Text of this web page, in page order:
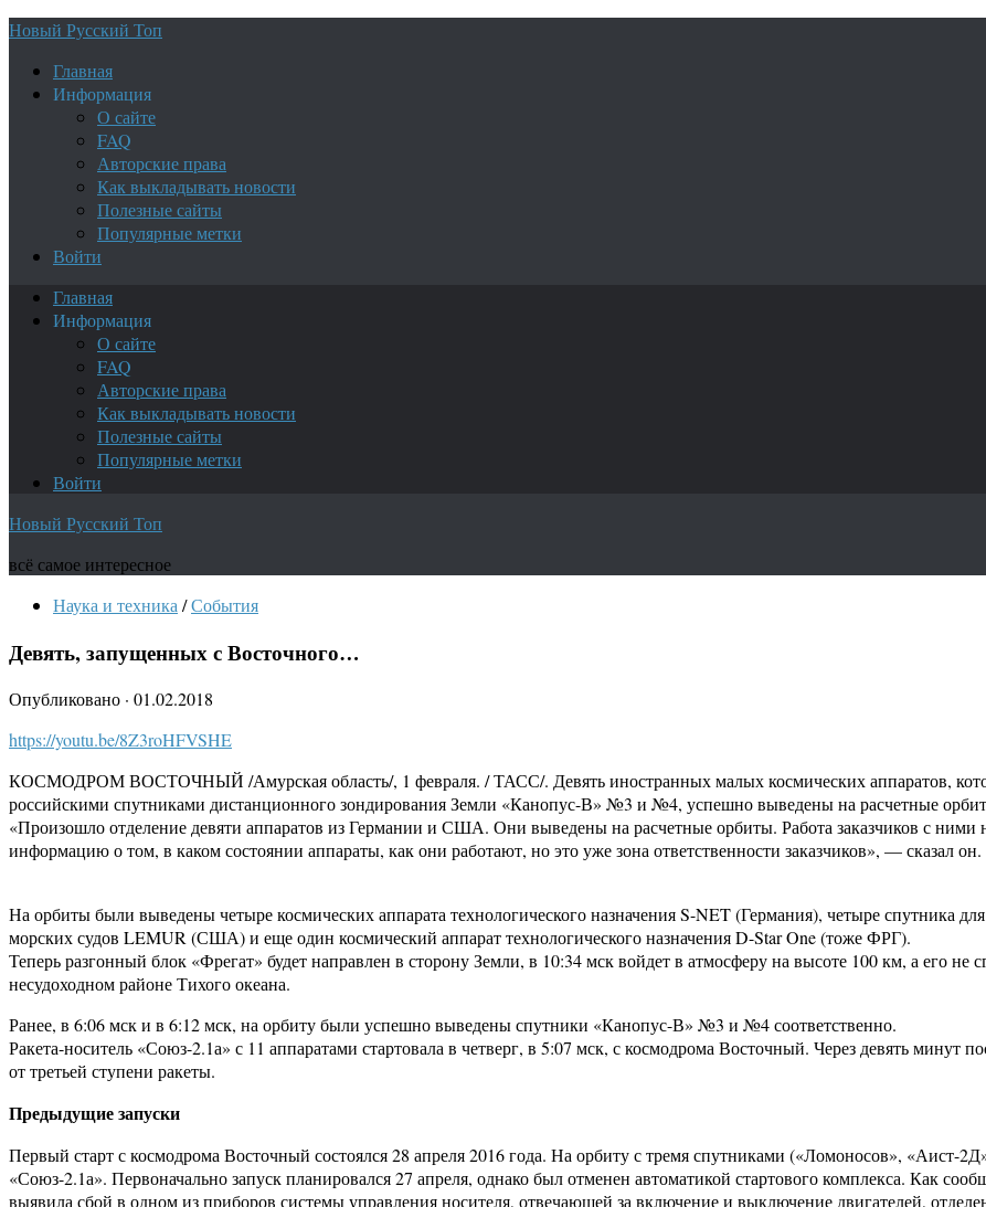
Новый Русский Топ
Главная
Информация
О сайте
FAQ
Авторские права
Как выкладывать новости
Полезные сайты
Популярные метки
Войти
Главная
Информация
О сайте
FAQ
Авторские права
Как выкладывать новости
Полезные сайты
Популярные метки
Войти
Новый Русский Топ
всё самое интересное
Наука и техника /События
Девять, запущенных с Восточного…
Опубликовано · 01.02.2018
https://youtu.be/8Z3roHFVSHE
КОСМОДРОМ ВОСТОЧНЫЙ /Амурская область/, 1 февраля. / ТАСС/. Девять иностранных малых космических аппаратов,
российскими спутниками дистанционного зондирования Земли «Канопус-В» №3 и №4, успешно выведены на расчетные
«Произошло отделение девяти аппаратов из Германии и США. Они выведены на расчетные орбиты. Работа заказчиков с ними
информацию о том, в каком состоянии аппараты, как они работают, но это уже зона ответственности заказчиков», — сказал он.
На орбиты были выведены четыре космических аппарата технологического назначения S-NET (Германия), четыре спутника
морских судов LEMUR (США) и еще один космический аппарат технологического назначения D-Star One (тоже ФРГ).
Теперь разгонный блок «Фрегат» будет направлен в сторону Земли, в 10:34 мск войдет в атмосферу на высоте 100 км, а его не
несудоходном районе Тихого океана.
Ранее, в 6:06 мск и в 6:12 мск, на орбиту были успешно выведены спутники «Канопус-В» №3 и №4 соответственно.
Ракета-носитель «Союз-2.1а» с 11 аппаратами стартовала в четверг, в 5:07 мск, с космодрома Восточный. Через девять минут
от третьей ступени ракеты.
Предыдущие запуски
Первый старт с космодрома Восточный состоялся 28 апреля 2016 года. На орбиту с тремя спутниками («Ломоносов», «Аист-
«Союз-2.1а». Первоначально запуск планировался 27 апреля, однако был отменен автоматикой стартового комплекса. Как
выявила сбой в одном из приборов системы управления носителя, отвечающей за включение и выключение двигателей,